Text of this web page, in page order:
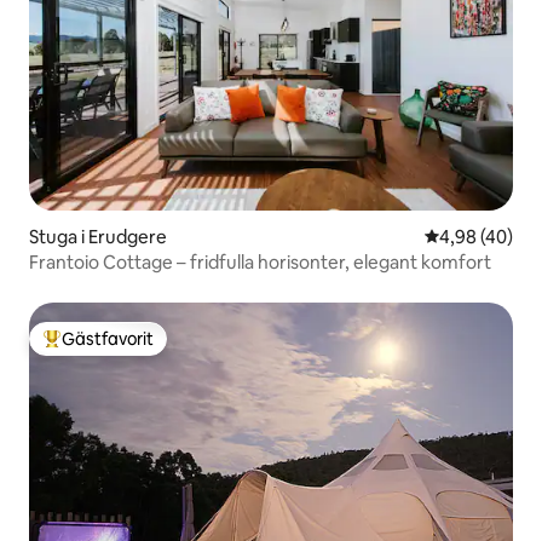
Stuga i Erudgere 4,98 av 5 i
4,98 (40)
Frantoio Cottage – fridfulla horisonter, elegant komfort
Populär gästfavorit
Gästfavorit